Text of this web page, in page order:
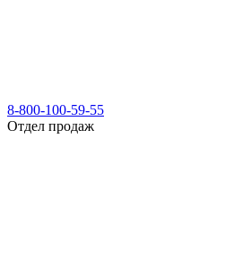
8-800-100-59-55
Отдел продаж